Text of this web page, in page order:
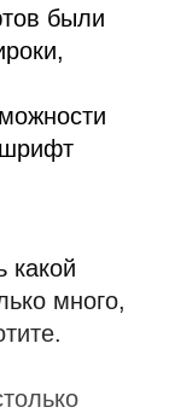
были
шрифт
какой
много,